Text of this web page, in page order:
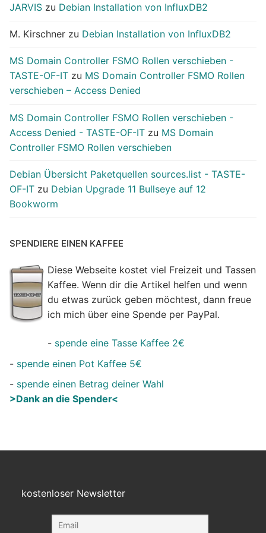
JARVIS zu Debian Installation von InfluxDB2
M. Kirschner zu Debian Installation von InfluxDB2
MS Domain Controller FSMO Rollen verschieben -
TASTE-OF-IT zu MS Domain Controller FSMO Rollen
verschieben – Access Denied
MS Domain Controller FSMO Rollen verschieben -
Access Denied - TASTE-OF-IT zu MS Domain
Controller FSMO Rollen verschieben
Debian Übersicht Paketquellen sources.list - TASTE-
OF-IT zu Debian Upgrade 11 Bullseye auf 12
Bookworm
SPENDIERE EINEN KAFFEE
Diese Webseite kostet viel Freizeit und Tassen
Kaffee. Wenn dir die Artikel helfen und wenn
du etwas zurück geben möchtest, dann freue
ich mich über eine Spende per PayPal.
- spende eine Tasse Kaffee 2€
- spende einen Pot Kaffee 5€
- spende einen Betrag deiner Wahl
>Dank an die Spender<
kostenloser Newsletter